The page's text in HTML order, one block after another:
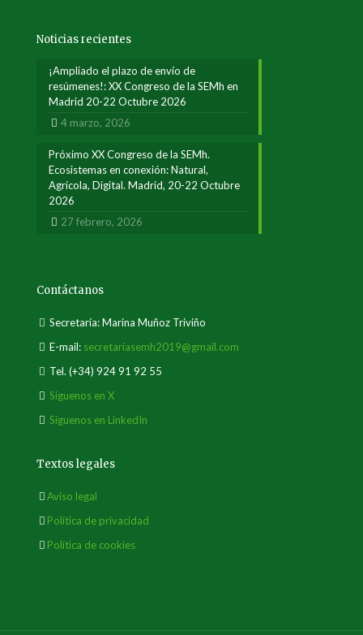
Noticias recientes
¡Ampliado el plazo de envío de
resúmenes!: XX Congreso de la SEMh en
Madrid 20-22 Octubre 2026
4 marzo, 2026
Próximo XX Congreso de la SEMh.
Ecosistemas en conexión: Natural,
Agrícola, Digital. Madrid, 20-22 Octubre
2026
27 febrero, 2026
Contáctanos
Secretaría: Marina Muñoz Triviño
E-mail: secretariasemh2019@gmail.com
Tel. (+34) 924 91 92 55
Síguenos en X
Síguenos en LinkedIn
Textos legales
Aviso legal
Política de privacidad
Política de cookies